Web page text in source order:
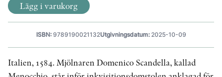
Lägg i varukorg
ISBN:9789190021132Utgivningsdatum:2025-10-09
Italien, 1584. Mjölnaren Domenico Scandella, kallad